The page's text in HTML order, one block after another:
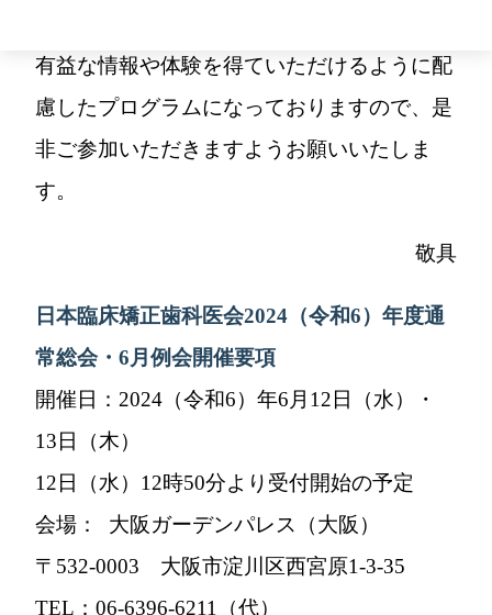
有益な情報や体験を得ていただけるように配
慮したプログラムになっておりますので、是
非ご参加いただきますようお願いいたしま
す。
敬具
日本臨床矯正歯科医会2024 （令和6）年度通
常総会・ 6月例会開催要項
開催日：2024（令和6）年6月12日（水）・
13日（木）
12日（水）12時50分より受付開始の予定
会場： 大阪ガーデンパレス（大阪）
〒532-0003 大阪市淀川区西宮原1-3-35
TEL：06-6396-6211（代）